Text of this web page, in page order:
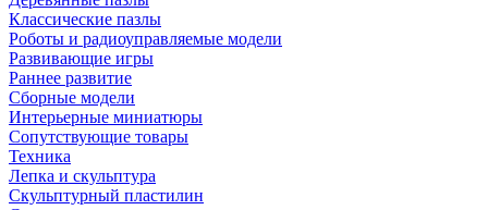
Классические пазлы
Роботы и радиоуправляемые модели
Развивающие игры
Раннее развитие
Сборные модели
Интерьерные миниатюры
Сопутствующие товары
Техника
Лепка и скульптура
Скульптурный пластилин